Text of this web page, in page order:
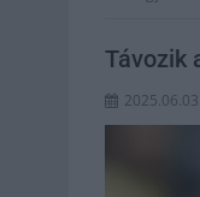
Távozik
2025.06.03.